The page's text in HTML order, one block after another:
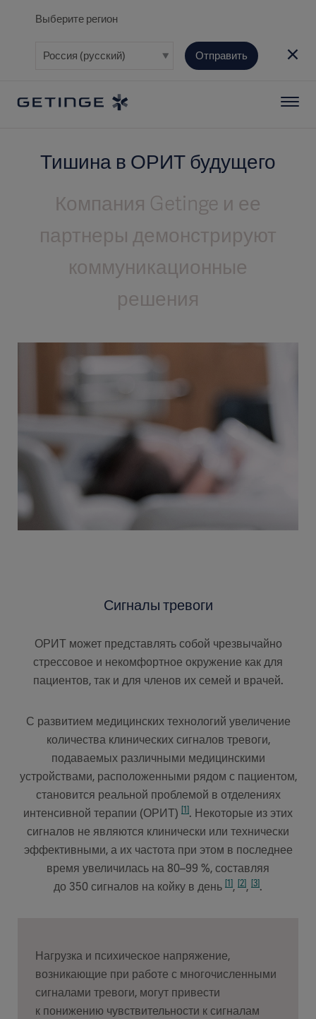
Выберите регион
Отправить
Тишина в ОРИТ будущего
Компания Getinge и ее
партнеры демонстрируют
коммуникационные
решения
Сигналы тревоги
ОРИТ может представлять собой чрезвычайно
стрессовое и некомфортное окружение как для
пациентов, так и для членов их семей и врачей.
С развитием медицинских технологий увеличение
количества клинических сигналов тревоги,
подаваемых различными медицинскими
устройствами, расположенными рядом с пациентом,
становится реальной проблемой в отделениях
интенсивной терапии (ОРИТ) [1]. Некоторые из этих
сигналов не являются клинически или технически
эффективными, а их частота при этом в последнее
время увеличилась на 80–99 %, составляя
до 350 сигналов на койку в день [1], [2], [3].
Нагрузка и психическое напряжение,
возникающие при работе с многочисленными
сигналами тревоги, могут привести
к понижению чувствительности к сигналам